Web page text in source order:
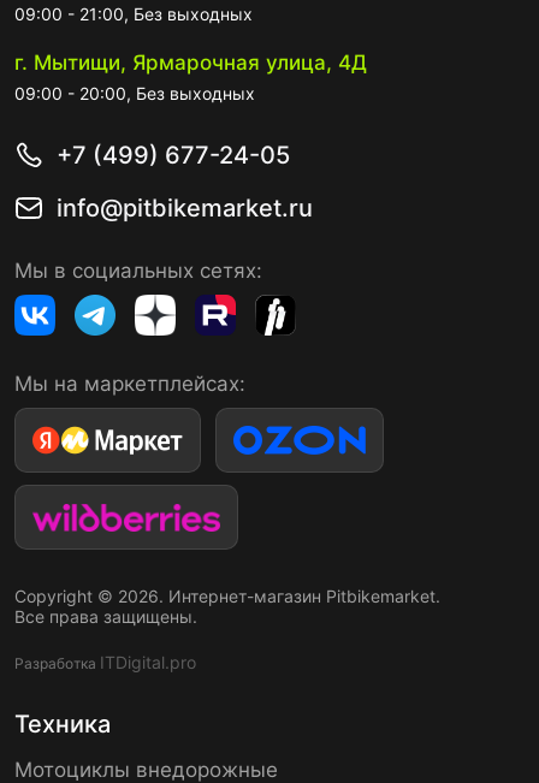
09:00 - 21:00, Без выходных
г. Мытищи, Ярмарочная улица, 4Д
09:00 - 20:00, Без выходных
+7 (499) 677-24-05
info@pitbikemarket.ru
Мы в социальных сетях:
Мы на маркетплейсах:
Copyright © 2026. Интернет-магазин Pitbikemarket.
Все права защищены.
Разработка ITDigital.pro
Техника
Мотоциклы внедорожные